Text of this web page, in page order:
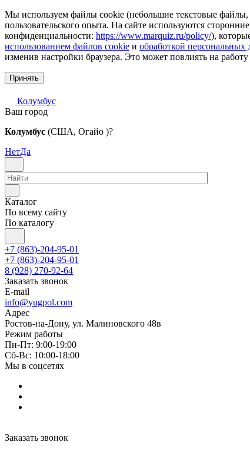
Мы используем файлы cookie (небольшие текстовые файлы,
пользовательского опыта. На сайте используются
конфиденциальности: https://www.marquiz.ru/policy/),
использованием файлов cookie и обработкой персональных
изменив настройки браузера. Это может повлиять на
Принять
Колумбус
Ваш город
Колумбус (США, Огайо )?
НетДа
Каталог
По всему сайту
По каталогу
+7 (863)-204-95-01
+7 (863)-204-95-01
8 (928) 270-92-64
Заказать звонок
E-mail
info@yugpol.com
Адрес
Ростов-на-Дону, ул. Малиновского 48в
Режим работы
Пн-Пт: 9:00-19:00
Cб-Вс: 10:00-18:00
Мы в соцсетях
Заказать звонок